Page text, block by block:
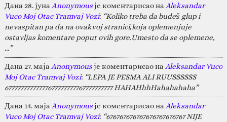
Дана 28. јуна Anonymousје коментарисао на Aleksandar
Vuco Moj Otac Tramvaj Vozi: “Koliko treba da budeš glup i
nevaspitan pa da na ovakvoj stranici,koja oplemenjuje
ostavljas komentare poput ovih gore.Umesto da se oplemene,
…”
Дана 27. маја Anonymousје коментарисао на Aleksandar Vuco
Moj Otac Tramvaj Vozi: “LEPA JE PESMA ALI RUUSSSSSS
67777777777777677777777767777777777 HAHAHhhHahahahaha”
Дана 14. маја Anonymousје коментарисао на Aleksandar
Vuco Moj Otac Tramvaj Vozi: “676767676767676767676767 NIJE